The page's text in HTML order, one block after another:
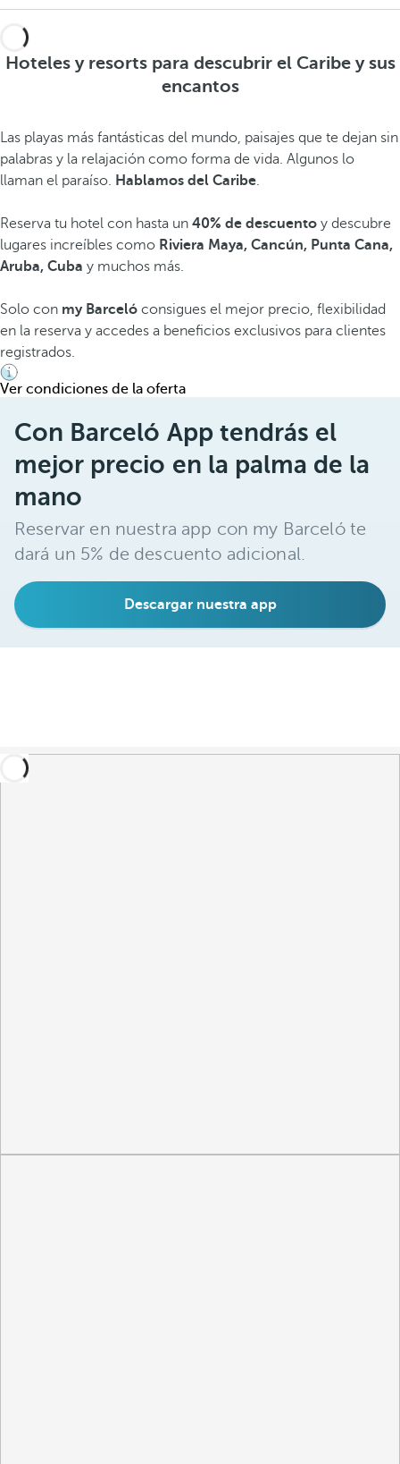
allá
quedes
sin
Hoteles y resorts para descubrir el Caribe y sus
encantos
Las playas más fantásticas del mundo, paisajes que te dejan sin
palabras y la relajación como forma de vida. Algunos lo
llaman el paraíso. Hablamos del Caribe.
Reserva tu hotel con hasta un 40% de descuento y descubre
lugares increíbles como Riviera Maya, Cancún, Punta Cana,
Aruba, Cuba y muchos más.
Solo con my Barceló consigues el mejor precio, flexibilidad
en la reserva y accedes a beneficios exclusivos para clientes
registrados.
Ver condiciones de la oferta
Con Barceló App tendrás el
mejor precio en la palma de la
mano
Reservar en nuestra app con my Barceló te
dará un 5% de descuento adicional.
Descargar nuestra app